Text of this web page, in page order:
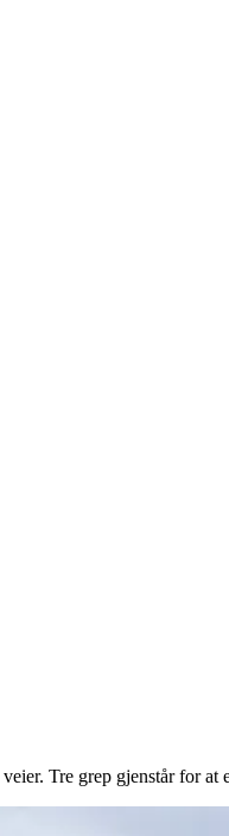
Tre grep gjenstår for